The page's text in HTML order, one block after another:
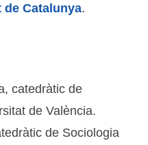
de Catalunya.
catedràtic de
de València.
de Sociologia